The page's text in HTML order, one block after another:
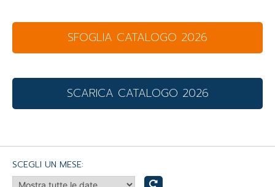
SFOGLIA CATALOGO 2026
SCARICA CATALOGO 2026
SCEGLI UN MESE: